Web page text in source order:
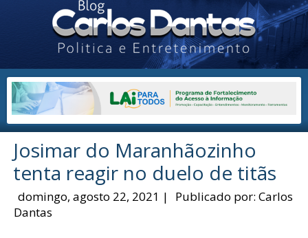
Josimar do Maranhãozinho
tenta reagir no duelo de titãs
domingo, agosto 22, 2021 | Publicado por:Carlos
Dantas